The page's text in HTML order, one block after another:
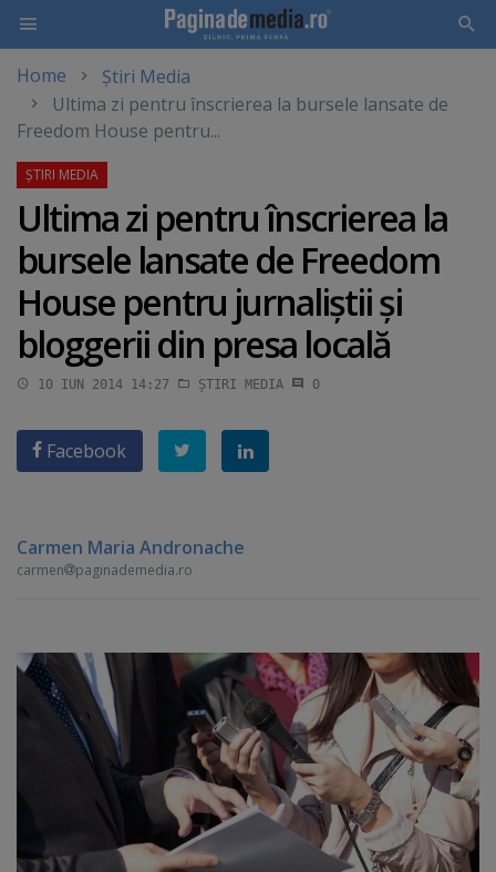
main
content
Home
Știri Media
Ultima zi pentru înscrierea la bursele lansate de
Freedom House pentru...
Ultima zi pentru înscrierea la
bursele lansate de Freedom
House pentru jurnaliştii şi
bloggerii din presa locală
10 IUN 2014 14:27 ȘTIRI MEDIA 0
Facebook
Carmen Maria Andronache
carmen paginademedia.ro